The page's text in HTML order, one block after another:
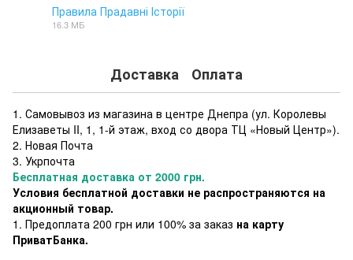
Правила Прадавні Історії
16.3 МБ
Доставка Оплата
1. Самовывоз из магазина в центре Днепра (ул. Королевы
Елизаветы II, 1, 1-й этаж, вход со двора ТЦ «Новый Центр»).
2. Новая Почта
3. Укрпочта
Бесплатная доставка от 2000 грн.
Условия бесплатной доставки не распространяются на
акционный товар.
1. Предоплата 200 грн или 100% за заказ на карту
ПриватБанка.